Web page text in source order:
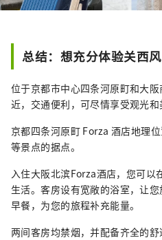
总结：想充分体验关西
位于京都市中心四条河原町和大
近，交通便利，可尽情享受观光和
京都四条河原町 Forza 酒店地理
等景点的据点。
入住大阪北滨Forza酒店，您可以
生活。客房设有宽敞的浴室，让
早餐，为您的旅程补充能量。
两间客房均禁烟，并配备齐全的